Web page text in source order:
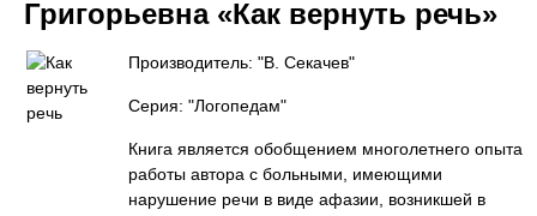
Григорьевна «Как вернуть речь»
Производитель: "В. Секачев"
Серия: "Логопедам"
Книга является обобщением многолетнего опыта
работы автора с больными, имеющими
нарушение речи в виде афазии, возникшей в